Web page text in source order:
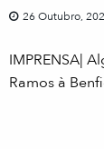
26 Outubro,
IMPRENSA|
Ramos à